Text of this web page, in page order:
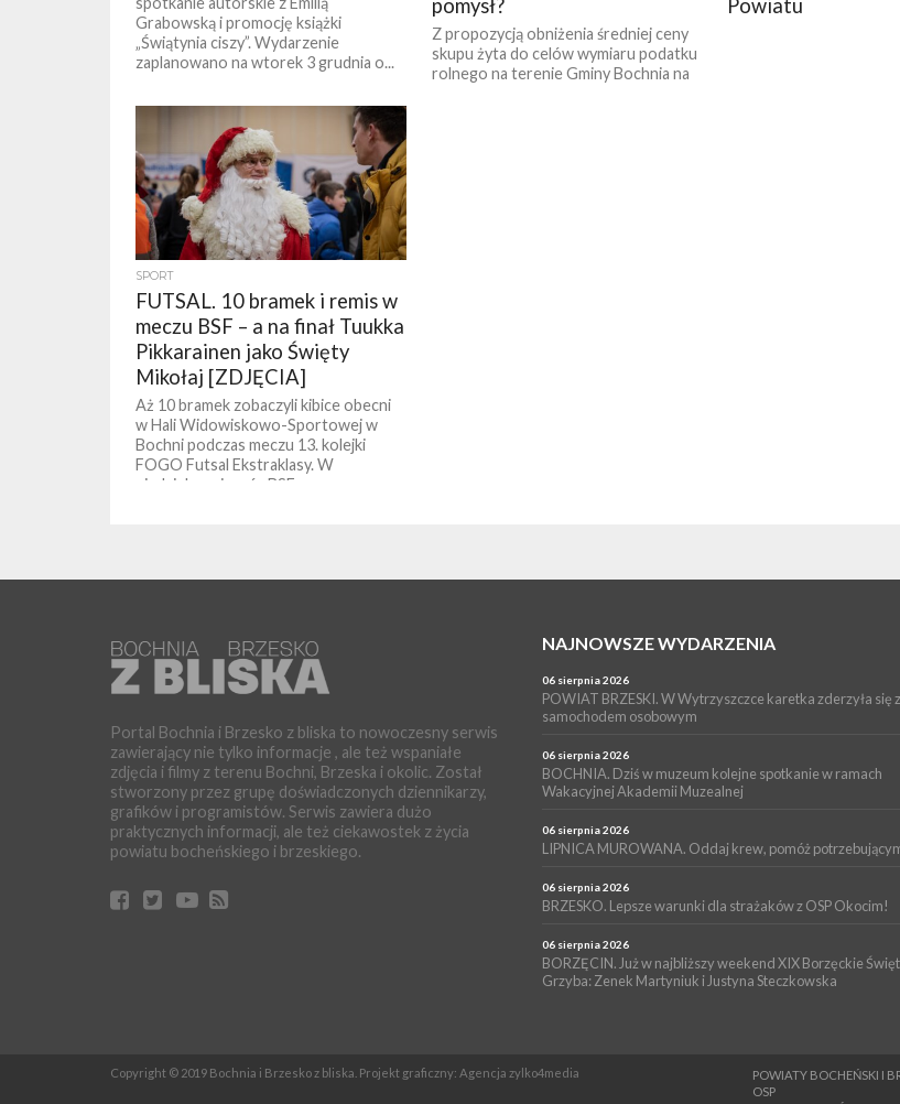
Grabowską i promocję książki
„Świątynia ciszy”. Wydarzenie
zaplanowano na wtorek 3 grudnia o...
pomysł?
Z propozycją obniżenia średniej ceny
skupu żyta do celów wymiaru podatku
rolnego na terenie Gminy Bochnia na
Powiatu
SPORT
FUTSAL. 10 bramek i remis w
meczu BSF – a na finał Tuukka
Pikkarainen jako Święty
Mikołaj [ZDJĘCIA]
Aż 10 bramek zobaczyli kibice obecni
w Hali Widowiskowo-Sportowej w
Bochni podczas meczu 13. kolejki
FOGO Futsal Ekstraklasy. W
niedzielny wieczór BSF...
Portal Bochnia i Brzesko z bliska to nowoczesny serwis
zawierający nie tylko informacje , ale też wspaniałe
zdjęcia i filmy z terenu Bochni, Brzeska i okolic. Został
stworzony przez grupę doświadczonych dziennikarzy,
grafików i programistów. Serwis zawiera dużo
praktycznych informacji, ale też ciekawostek z życia
powiatu bocheńskiego i brzeskiego.
NAJNOWSZE WYDARZENIA
06 sierpnia 2026
POWIAT BRZESKI. W Wytrzyszczce karetka zderzyła się z
samochodem osobowym
06 sierpnia 2026
BOCHNIA. Dziś w muzeum kolejne spotkanie w ramach
Wakacyjnej Akademii Muzealnej
06 sierpnia 2026
LIPNICA MUROWANA. Oddaj krew, pomóż
06 sierpnia 2026
BRZESKO. Lepsze warunki dla strażaków z OSP Okocim!
06 sierpnia 2026
BORZĘCIN. Już w najbliższy weekend XIX Borzęckie
Grzyba: Zenek Martyniuk i Justyna Steczkowska
POWIATY BOCHEŃSKI I
OSP
Copyright © 2019 Bochnia i Brzesko z bliska. Projekt graficzny: Agencja zylko4media